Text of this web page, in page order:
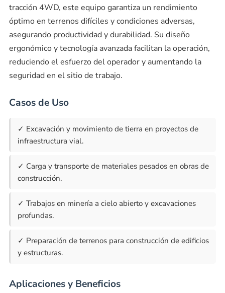
tracción 4WD, este equipo garantiza un rendimiento
óptimo en terrenos difíciles y condiciones adversas,
asegurando productividad y durabilidad. Su diseño
ergonómico y tecnología avanzada facilitan la operación,
reduciendo el esfuerzo del operador y aumentando la
seguridad en el sitio de trabajo.
Casos de Uso
✓ Excavación y movimiento de tierra en proyectos de
infraestructura vial.
✓ Carga y transporte de materiales pesados en obras de
construcción.
✓ Trabajos en minería a cielo abierto y excavaciones
profundas.
✓ Preparación de terrenos para construcción de edificios
y estructuras.
Aplicaciones y Beneficios